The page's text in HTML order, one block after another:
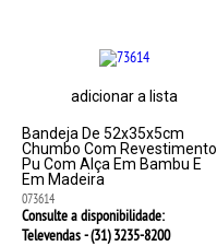
adicionar a lista
Bandeja De 52x35x5cm
Chumbo Com Revestimento
Pu Com Alça Em Bambu E
Em Madeira
073614
Consulte a disponibilidade:
Televendas - (31)3235-8200